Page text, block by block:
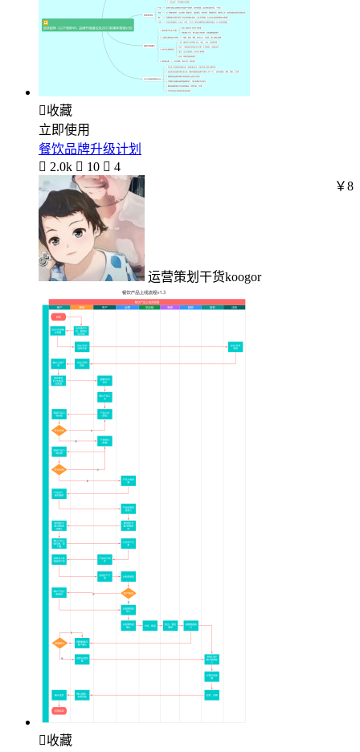
收藏
立即使用
餐饮品牌升级计划
 2.0k  10  4
运营策划干货koogor
￥8
收藏